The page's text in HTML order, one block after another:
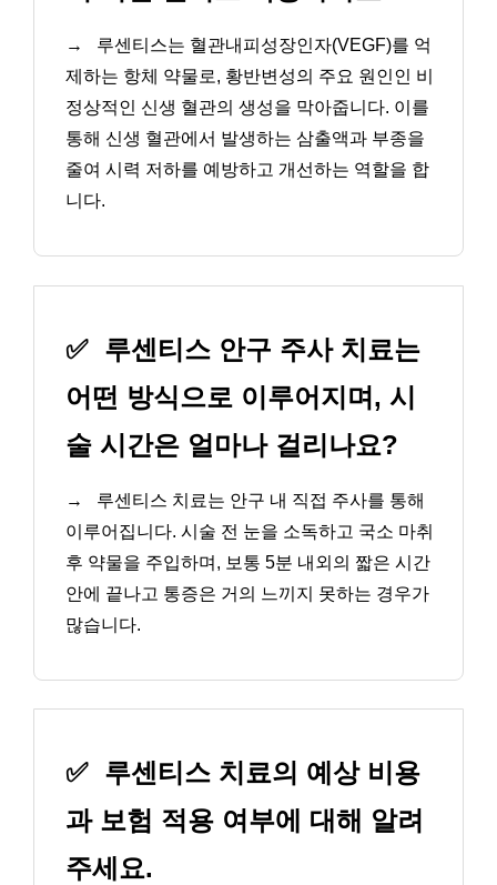
→
루센티스는 혈관내피성장인자(VEGF)를 억
제하는 항체 약물로, 황반변성의 주요 원인인 비
정상적인 신생 혈관의 생성을 막아줍니다. 이를
통해 신생 혈관에서 발생하는 삼출액과 부종을
줄여 시력 저하를 예방하고 개선하는 역할을 합
니다.
✅ 루센티스 안구 주사 치료는
어떤 방식으로 이루어지며, 시
술 시간은 얼마나 걸리나요?
→
루센티스 치료는 안구 내 직접 주사를 통해
이루어집니다. 시술 전 눈을 소독하고 국소 마취
후 약물을 주입하며, 보통 5분 내외의 짧은 시간
안에 끝나고 통증은 거의 느끼지 못하는 경우가
많습니다.
✅ 루센티스 치료의 예상 비용
과 보험 적용 여부에 대해 알려
주세요.